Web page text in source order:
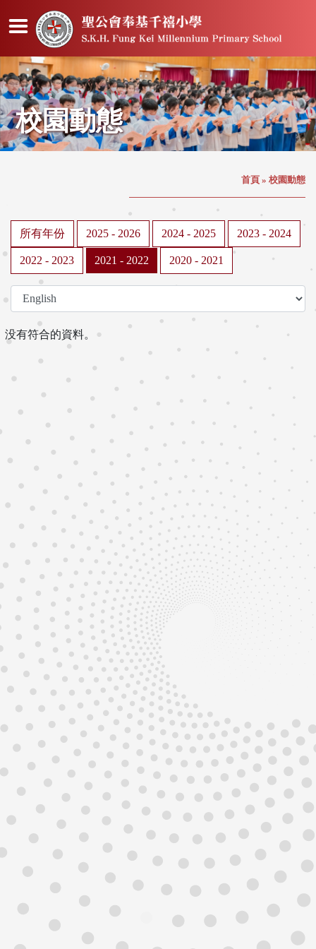
校園動態
首頁 » 校園動態
所有年份 2025 - 2026 2024 - 2025 2023 - 2024
2022 - 2023 2021 - 2022 2020 - 2021
没有符合的資料。